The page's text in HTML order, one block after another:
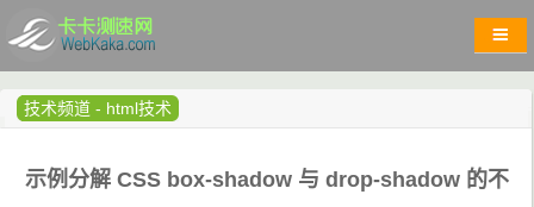
技术频道 - html技术
示例分解 CSS box-shadow 与 drop-shadow 的不